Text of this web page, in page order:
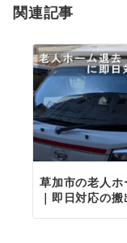
ン
関連記事
草加市の老人
｜即日対応の